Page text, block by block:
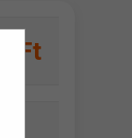
Ft